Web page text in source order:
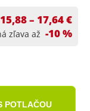
15,88 – 17,64 €
zľava až -10 %
POTLAČOU